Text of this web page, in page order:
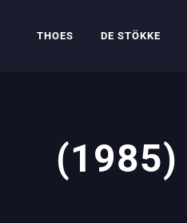
THOES DE STÖKKE
(1985)